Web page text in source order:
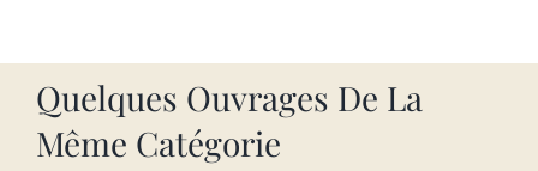
Quelques Ouvrages De La
Même Catégorie